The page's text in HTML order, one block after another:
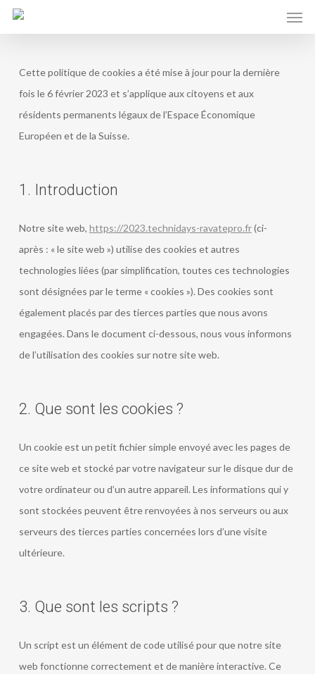
Skip
to
contentCette politique de cookies a été mise à jour pour la dernière
fois le 6 février 2023 et s’applique aux citoyens et aux
résidents permanents légaux de l’Espace Économique
Européen et de la Suisse.
1. Introduction
Notre site web, https://2023.technidays-ravatepro.fr(ci-
après : « le site web ») utilise des cookies et autres
technologies liées (par simplification, toutes ces technologies
sont désignées par le terme « cookies »). Des cookies sont
également placés par des tierces parties que nous avons
engagées. Dans le document ci-dessous, nous vous informons
de l’utilisation des cookies sur notre site web.
2. Que sont les cookies ?
Un cookie est un petit fichier simple envoyé avec les pages de
ce site web et stocké par votre navigateur sur le disque dur de
votre ordinateur ou d’un autre appareil. Les informations qui y
sont stockées peuvent être renvoyées à nos serveurs ou aux
serveurs des tierces parties concernées lors d’une visite
ultérieure.
3. Que sont les scripts ?
Un script est un élément de code utilisé pour que notre site
web fonctionne correctement et de manière interactive. Ce